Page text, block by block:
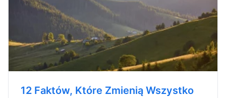
12 Faktów, Które Zmienią Wszystko